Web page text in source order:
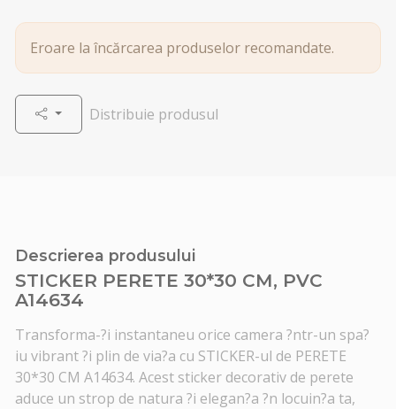
Eroare la încărcarea produselor recomandate.
Distribuie produsul
Descrierea produsului
STICKER PERETE 30*30 CM, PVC
A14634
Transforma-?i instantaneu orice camera ?ntr-un spa?
iu vibrant ?i plin de via?a cu STICKER-ul de PERETE
30*30 CM A14634. Acest sticker decorativ de perete
aduce un strop de natura ?i elegan?a ?n locuin?a ta,